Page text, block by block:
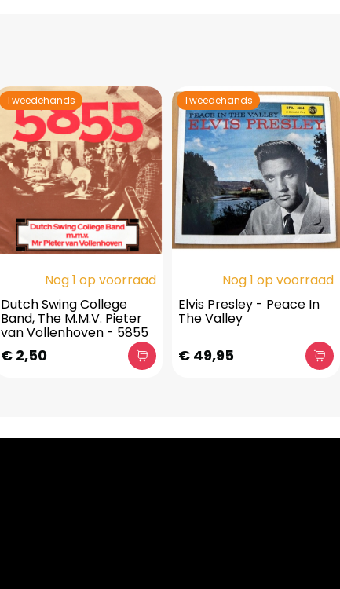
Tweedehands
Nog 1 op voorraad
Dutch Swing College
Band, The M.M.V. Pieter
van Vollenhoven - 5855
€ 2,50
Tweedehands
Nog 1 op voorraad
Elvis Presley - Peace In
The Valley
€ 49,95